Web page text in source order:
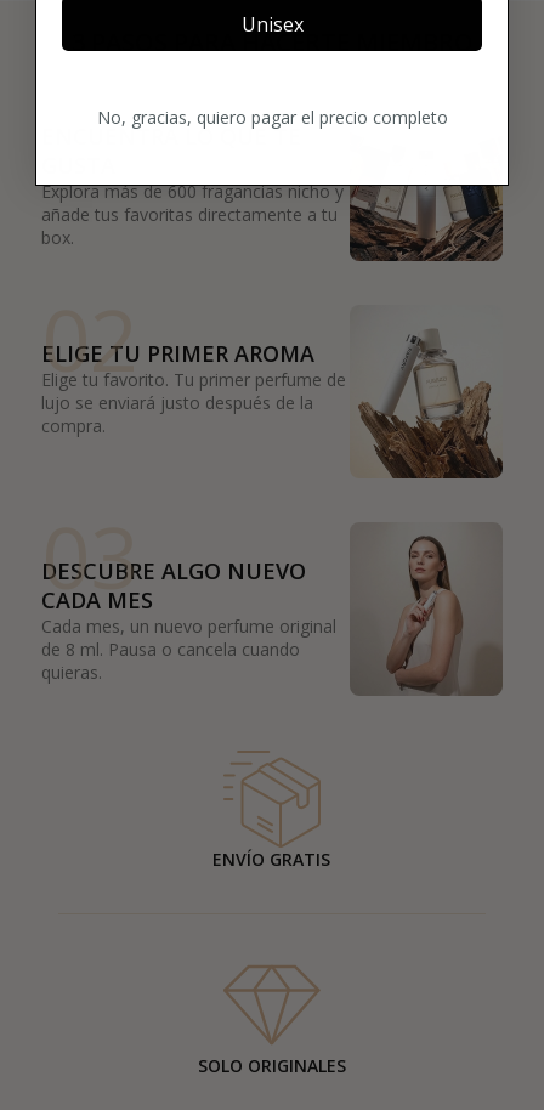
3 PASOS PARA HACERTE MIEMBRO
01
ENCUENTRA LO QUE TE
Explora más de 600 fragancias nicho y
añade tus favoritas directamente a tu
box.
02
ELIGE TU PRIMER AROMA
Elige tu favorito. Tu primer perfume de
lujo se enviará justo después de la
compra.
03
DESCUBRE ALGO NUEVO
CADA MES
Cada mes, un nuevo perfume original
de 8 ml. Pausa o cancela cuando
quieras.
ENVÍO GRATIS
SOLO ORIGINALES
Unisex
No, gracias, quiero pagar el precio completo